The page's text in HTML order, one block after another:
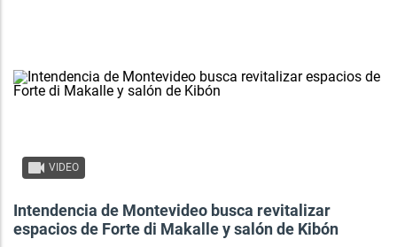
VIDEO
Intendencia de Montevideo busca revitalizar
espacios de Forte di Makalle y salón de Kibón